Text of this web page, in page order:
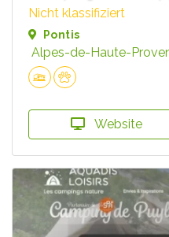
Nicht klassifiziert
Pontis
Alpes-de-Haute-
Website